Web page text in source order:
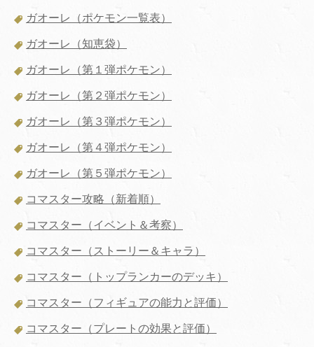
ガオーレ（ポケモン一覧表）
ガオーレ（知恵袋）
ガオーレ（第１弾ポケモン）
ガオーレ（第２弾ポケモン）
ガオーレ（第３弾ポケモン）
ガオーレ（第４弾ポケモン）
ガオーレ（第５弾ポケモン）
コマスター攻略（新着順）
コマスター（イベント＆考察）
コマスター（ストーリー＆キャラ）
コマスター（トップランカーのデッキ）
コマスター（フィギュアの能力と評価）
コマスター（プレートの効果と評価）